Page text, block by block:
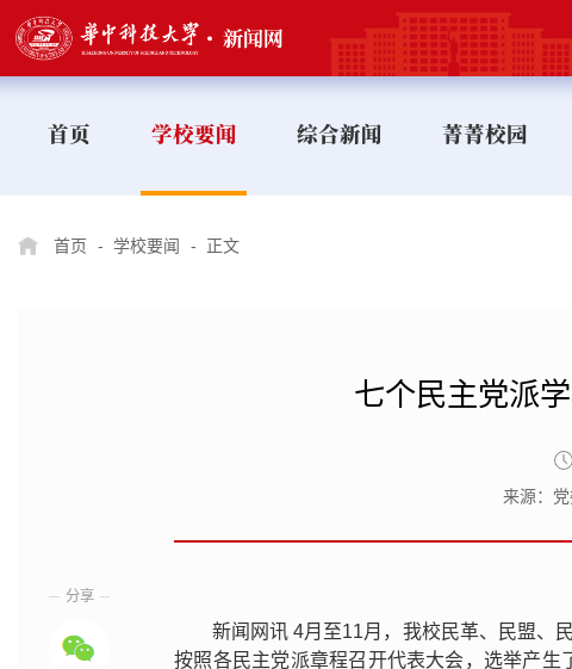
首页 学校要闻 综合新闻 菁菁校园
首页 - 学校要闻 - 正文
七个民主党派
来源：
新闻网讯 4月至11月，我校民革、民盟、
按照各民主党派章程召开代表大会，选举产
分享